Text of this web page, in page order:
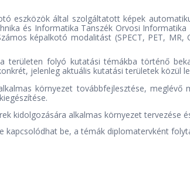
eszközök által szolgáltatott képek
és Informatika Tanszék Orvosi
képalkotó modalitást (SPECT, PET,
területen folyó kutatási témákba történő
jelenleg aktuális kutatási területek közül
környezet továbbfejlesztése,
kidolgozására alkalmas környezet tervezése
kapcsolódhat be, a témák diplomatervként